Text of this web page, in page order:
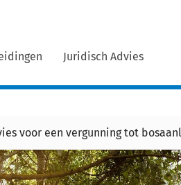
Juridisch Advies
voor een vergunning tot